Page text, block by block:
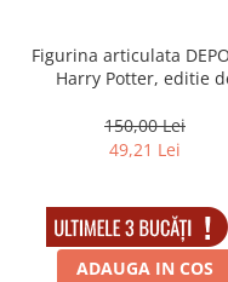
Figurina articulata
Harry Potter, editie
150,00 Lei
49,21 Lei
IN STOC
ADAUGA IN COS